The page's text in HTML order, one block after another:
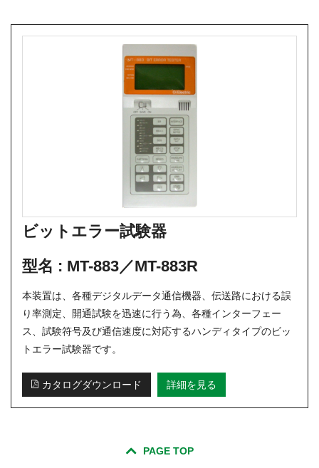
ビットエラー試験器
型名 : MT-883／MT-883R
本装置は、各種デジタルデータ通信機器、伝送路における誤
り率測定、開通試験を迅速に行う為、各種インターフェー
ス、試験符号及び通信速度に対応するハンディタイプのビッ
トエラー試験器です。
カタログダウンロード 詳細を見る
PAGE TOP